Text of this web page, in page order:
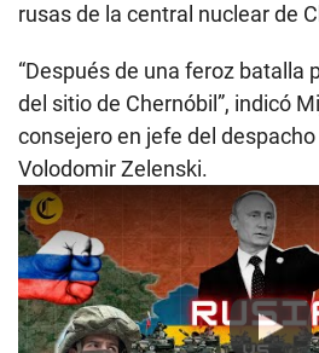
rusas de la central nuclear de
“Después de una feroz batalla
del sitio de Chernóbil”, indicó
consejero en jefe del
Volodomir Zelenski.
Play